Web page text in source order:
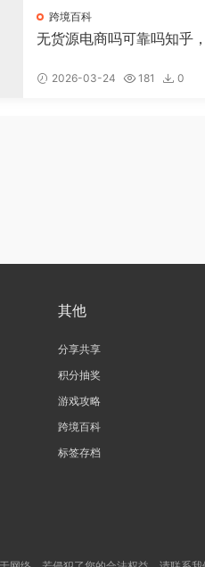
跨境百科
无货源电商吗可靠吗知乎
2026-03-24 181 0
其他
分享共享
积分抽奖
游戏攻略
跨境百科
标签存档